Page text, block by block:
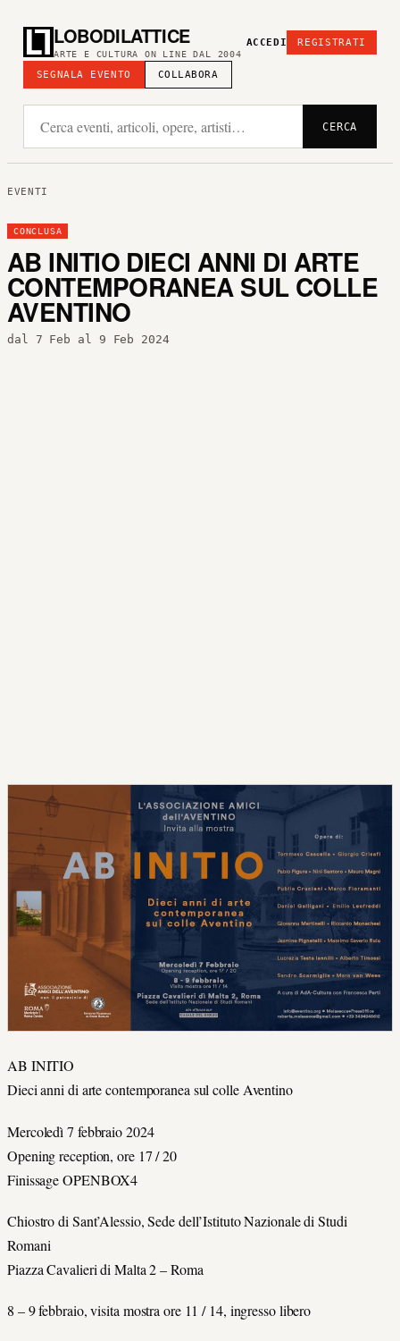
LOBODILATTICE
ARTE E CULTURA ON LINE DAL 2004
SEGNALA EVENTO COLLABORA
ACCEDI REGISTRATI
CERCA
EVENTI
CONCLUSA
AB INITIO DIECI ANNI DI ARTE
CONTEMPORANEA SUL COLLE
AVENTINO
dal 7 Feb al 9 Feb 2024
AB INITIO
Dieci anni di arte contemporanea sul colle Aventino
Mercoledì 7 febbraio 2024
Opening reception, ore 17 / 20
Finissage OPENBOX4
Chiostro di Sant’Alessio, Sede dell’Istituto Nazionale di Studi
Romani
Piazza Cavalieri di Malta 2 – Roma
8 – 9 febbraio, visita mostra ore 11 / 14, ingresso libero